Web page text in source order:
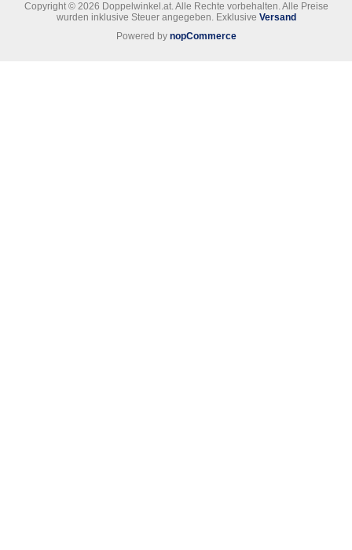
Copyright © 2026 Doppelwinkel.at. Alle Rechte vorbehalten.Alle Preise
wurden inklusive Steuer angegeben. Exklusive Versand
Powered by nopCommerce